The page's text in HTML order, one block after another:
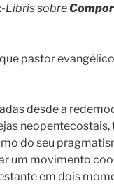
Libris sobre
pastor
desde a
do seu
um movimento
em dois